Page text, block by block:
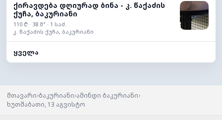
ქირავდება დღიურად ბინა - კ. წაქაძის
ქუჩა, ბაკურიანი
110 ₾ · 38 მ² · 1 საძ.
კ. წაქაძის ქუჩა, ბაკურიანი
ყველა
მთავარი›ბაკურიანი›ამინდი ბაკურიანი›
ხუთშაბათი, 13 აგვისტო